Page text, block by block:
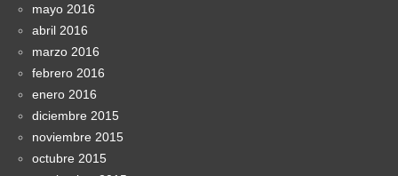
mayo 2016
abril 2016
marzo 2016
febrero 2016
enero 2016
diciembre 2015
noviembre 2015
octubre 2015